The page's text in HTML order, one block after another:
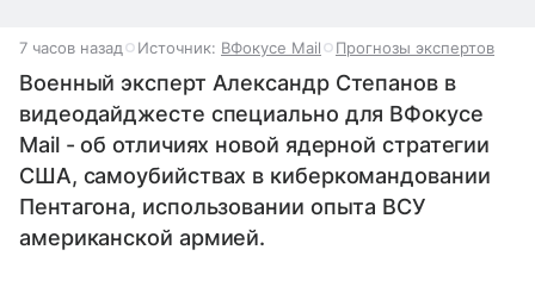
7 часов назад Источник: ВФокусе Mail Прогнозы экспертов
Военный эксперт Александр Степанов в
видеодайджесте специально для ВФокусе
Mail - об отличиях новой ядерной стратегии
США, самоубийствах в киберкомандовании
Пентагона, использовании опыта ВСУ
американской армией.